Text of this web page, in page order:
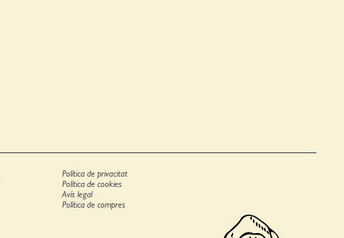
Política de privacitat
Política de cookies
Avís legal
Política de compres